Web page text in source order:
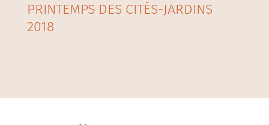
PRINTEMPS DES CITÉS-JARDINS
2018